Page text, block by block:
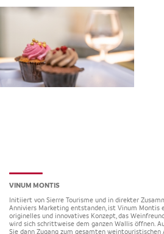
VINUM MONTIS
Initiiert von Sierre Tourisme und in direkter
Anniviers Marketing entstanden, ist Vinum Montis
originelles und innovatives Konzept, das
wird sich schrittweise dem ganzen Wallis öffnen.
Sie dann Zugang zum gesamten weintouristischen